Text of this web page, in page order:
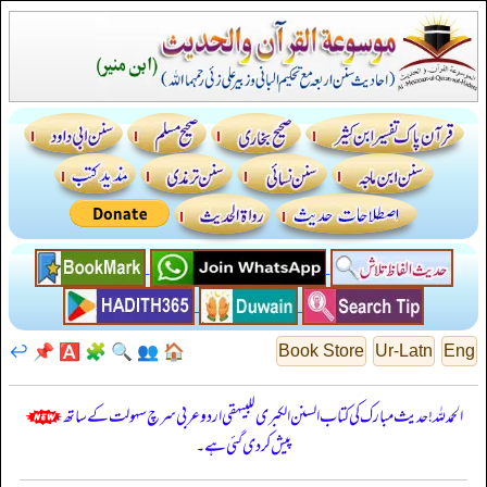
Eng
Ur-Latn
Book Store
🏠
👥
🔍
🧩
🅰️
📌
↩️
الحمدللہ! حدیث مبارک کی کتاب السنن الكبرى للبيهقي اردو عربی سرچ سہولت کے ساتھ
پیش کر دی گئی ہے۔